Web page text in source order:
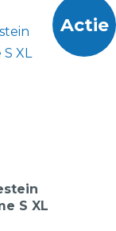
Actie
S XL